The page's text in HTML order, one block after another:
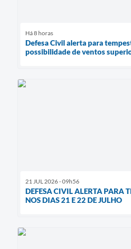
Há 8 horas
Defesa Civil alerta para
possibilidade de ventos
21 JUL 2026 - 09h56
DEFESA CIVIL ALERTA PARA
NOS DIAS 21 E 22 DE JULHO